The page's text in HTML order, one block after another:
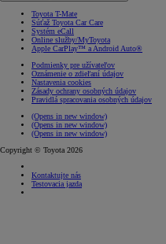
Toyota T-Mate
Súťaž Toyota Car Care
Systém eCall
Online služby/MyToyota
Apple CarPlay™ a Android Auto®
Podmienky pre užívateľov
Oznámenie o zdieľaní údajov
Nastavenia cookies
Zásady ochrany osobných údajov
Pravidlá spracovania osobných údajov
(Opens in new window)
(Opens in new window)
(Opens in new window)
Copyright © Toyota 2026
Kontaktujte nás
Testovacia jazda